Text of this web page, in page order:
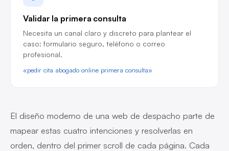
Validar la primera consulta
Necesita un canal claro y discreto para plantear el
caso: formulario seguro, teléfono o correo
profesional.
«pedir cita abogado online primera consulta»
El diseño moderno de una web de despacho parte de
mapear estas cuatro intenciones y resolverlas en
orden, dentro del primer scroll de cada página. Cada